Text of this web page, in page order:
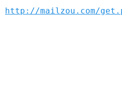
http://mailzou.com/